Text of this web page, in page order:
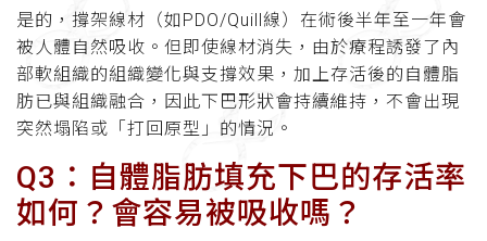
是的，撐架線材（如PDO/Quill線）在術後半年至一年會
被人體自然吸收。但即使線材消失，由於療程誘發了內
部軟組織的組織變化與支撐效果，加上存活後的自體脂
肪已與組織融合，因此下巴形狀會持續維持，不會出現
突然塌陷或「打回原型」的情況。
Q3：自體脂肪填充下巴的存活率
如何？會容易被吸收嗎？